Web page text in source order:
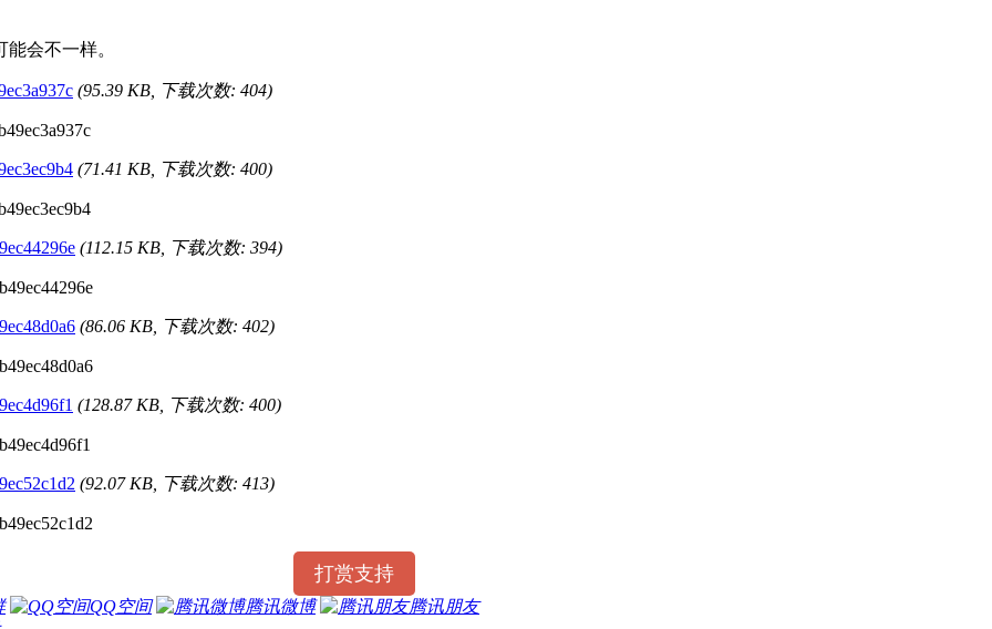
会不一样。
(95.39 KB, 下载次数: 404)
(71.41 KB, 下载次数: 400)
(112.15 KB, 下载次数: 394)
(86.06 KB, 下载次数: 402)
(128.87 KB, 下载次数: 400)
(92.07 KB, 下载次数: 413)
打赏支持
QQ空间 腾讯微博 腾讯朋友